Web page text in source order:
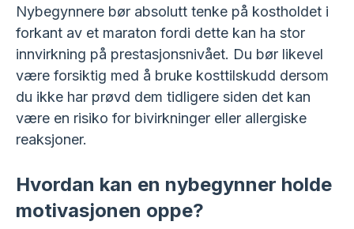
Nybegynnere bør absolutt tenke på kostholdet i
forkant av et maraton fordi dette kan ha stor
innvirkning på prestasjonsnivået. Du bør likevel
være forsiktig med å bruke kosttilskudd dersom
du ikke har prøvd dem tidligere siden det kan
være en risiko for bivirkninger eller allergiske
reaksjoner.
Hvordan kan en nybegynner holde
motivasjonen oppe?